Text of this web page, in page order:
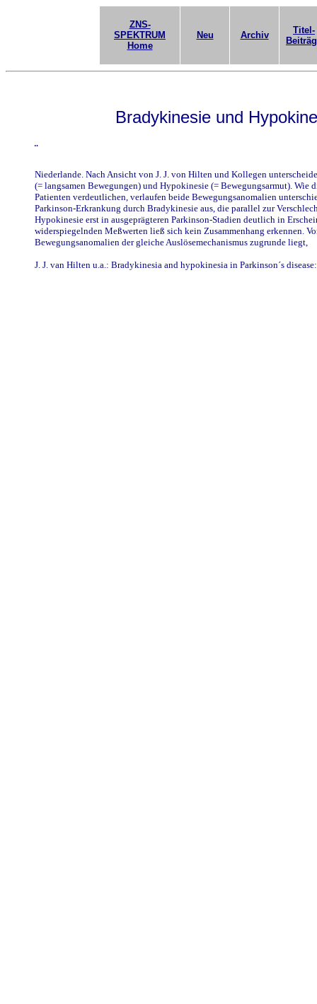
ZNS-
SPEKTRUM
Home
Neu Archiv
Titel-
Bradykinesie und
¨
Niederlande. Nach Ansicht von J. J. von Hilten und Kollegen
(= langsamen Bewegungen) und Hypokinesie (= Bewegungsarmut).
Patienten verdeutlichen, verlaufen beide Bewegungsanomalien
Parkinson-Erkrankung durch Bradykinesie aus, die parallel zur
Hypokinesie erst in ausgeprägteren Parkinson-Stadien deutlich in
widerspiegelnden Meßwerten ließ sich kein Zusammenhang erkennen.
Bewegungsanomalien der gleiche Auslösemechanismus zugrunde liegt,
J. J. van Hilten u.a.: Bradykinesia and hypokinesia in Parkinson´s